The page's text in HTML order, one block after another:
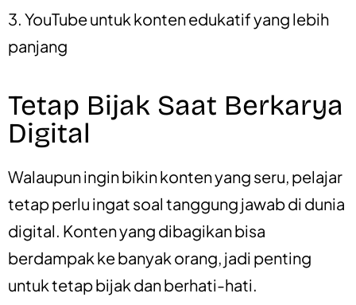
3. YouTube untuk konten edukatif yang lebih
panjang
Tetap Bijak Saat Berkarya
Digital
Walaupun ingin bikin konten yang seru, pelajar
tetap perlu ingat soal tanggung jawab di dunia
digital. Konten yang dibagikan bisa
berdampak ke banyak orang, jadi penting
untuk tetap bijak dan berhati-hati.